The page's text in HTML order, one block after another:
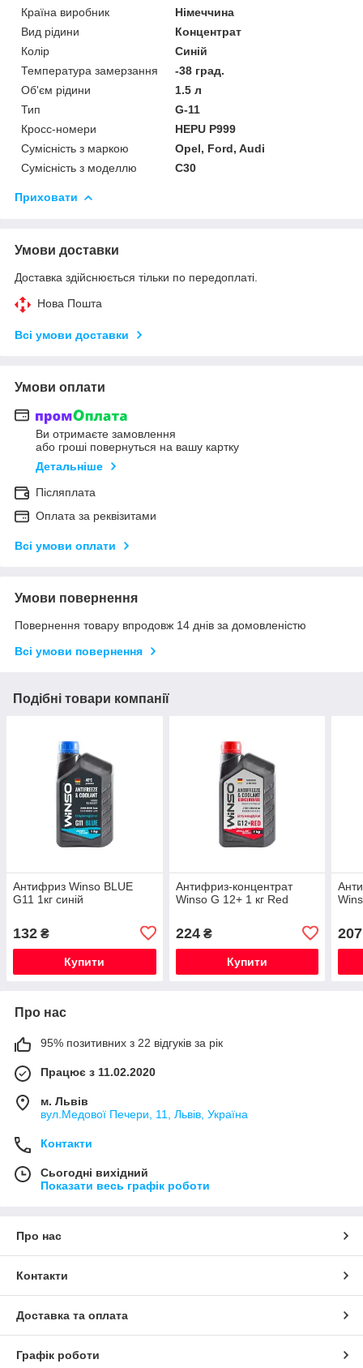
Країна виробник
Німеччина
Вид рідини
Концентрат
Колір
Синій
Температура замерзання
-38 град.
Об'єм рідини
1.5 л
Тип
G-11
Кросс-номери
HEPU P999
Сумісність з маркою
Opel, Ford, Audi
Сумісність з моделлю
C30
Приховати
Умови доставки
Доставка здійснюється тільки по передоплаті.
Нова Пошта
Всі умови доставки
Умови оплати
Ви отримаєте замовлення
або гроші повернуться на вашу картку
Детальніше
Післяплата
Оплата за реквізитами
Всі умови оплати
Умови повернення
Повернення товару впродовж 14 днів за домовленістю
Всі умови повернення
Подібні товари компанії
Антифриз Winso BLUE
G11 1кг синій
132 ₴
Купити
Антифриз-концентрат
Winso G 12+ 1 кг Red
224₴
Купити
207
Про нас
95% позитивних з 22 відгуків за рік
Працює з 11.02.2020
м. Львів
вул.Медової Печери, 11, Львів, Україна
Контакти
Сьогодні вихідний
Показати весь графік роботи
Про нас
Контакти
Доставка та оплата
Графік роботи